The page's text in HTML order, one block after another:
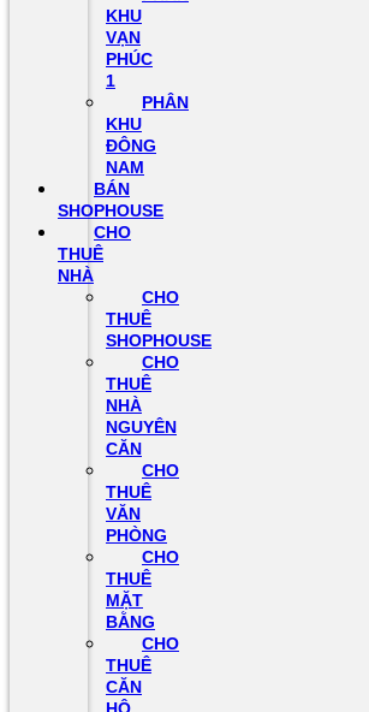
KHU
VẠN
PHÚC
1
PHÂN
KHU
ĐÔNG
NAM
BÁN
SHOPHOUSE
CHO
THUÊ
NHÀ
CHO
THUÊ
SHOPHOUSE
CHO
THUÊ
NHÀ
NGUYÊN
CĂN
CHO
THUÊ
VĂN
PHÒNG
CHO
THUÊ
MẶT
BẰNG
CHO
THUÊ
CĂN
HỘ